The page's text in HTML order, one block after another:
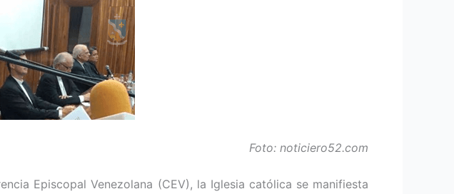
Foto: noticiero52.com
Episcopal Venezolana (CEV), la Iglesia católica se manifiesta